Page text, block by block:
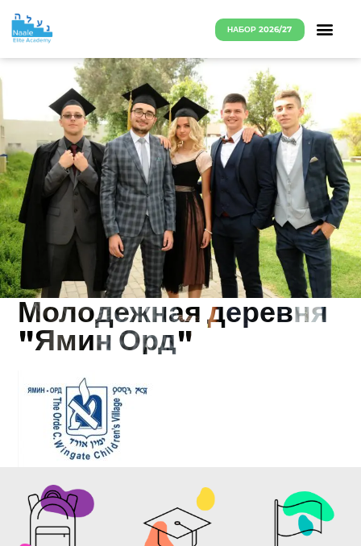
НАБОР 2026/27
Молодежная деревня
"Ямин Орд"